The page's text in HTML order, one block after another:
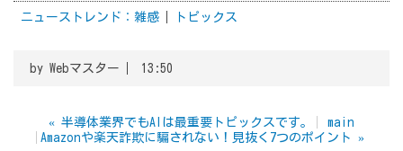
ニューストレンド：雑感 トピックス
by Webマスター 13:50
« 半導体業界でもAIは最重要トピックスです。
main
Amazonや楽天詐欺に騙されない！見抜く7つのポイント
»